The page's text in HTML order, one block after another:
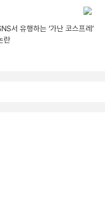
서 유행하는 ‘가난 코스프레’
란